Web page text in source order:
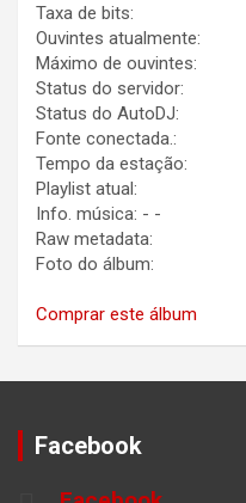
Taxa de bits:
Ouvintes atualmente:
Máximo de ouvintes:
Status do servidor:
Status do AutoDJ:
Fonte conectada.:
Tempo da estação:
Playlist atual:
Info. música: - -
Raw metadata:
Foto do álbum:
Comprar este álbum
Facebook